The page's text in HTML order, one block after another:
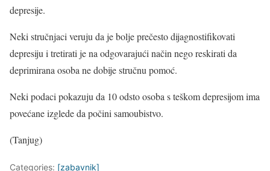
depresije.
Neki stručnjaci veruju da je bolje prečesto dijagnostifikovati
depresiju i tretirati je na odgovarajući način nego reskirati da
deprimirana osoba ne dobije stručnu pomoć.
Neki podaci pokazuju da 10 odsto osoba s teškom depresijom ima
povećane izglede da počini samoubistvo.
(Tanjug)
Categories: [zabavnik]